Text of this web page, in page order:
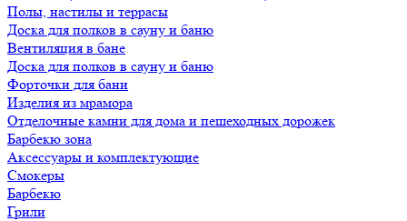
Полы, настилы и террасы
Доска для полков в сауну и баню
Вентиляция в бане
Доска для полков в сауну и баню
Форточки для бани
Изделия из мрамора
Отделочные камни для дома и пешеходных дорожек
Барбекю зона
Аксессуары и комплектующие
Смокеры
Барбекю
Грили